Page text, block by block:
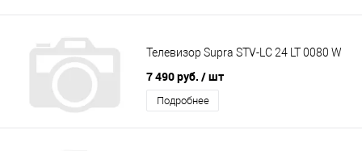
Телевизор Supra STV-LC 24 LT 0080 W
7 490 руб. / шт
Подробнее